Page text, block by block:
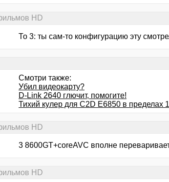
HD
То 3: ты сам-то конфигурацию эту
Смотри также:
Убил видеокарту?
D-Link 2640 глючит, помогите!
Тихий кулер для C2D E6850 в пределах
HD
3 8600GT+coreAVC вполне
HD